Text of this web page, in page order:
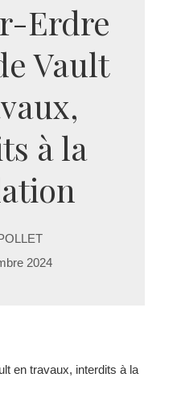
Erdre
Vault
à la
2024
en travaux, interdits à la